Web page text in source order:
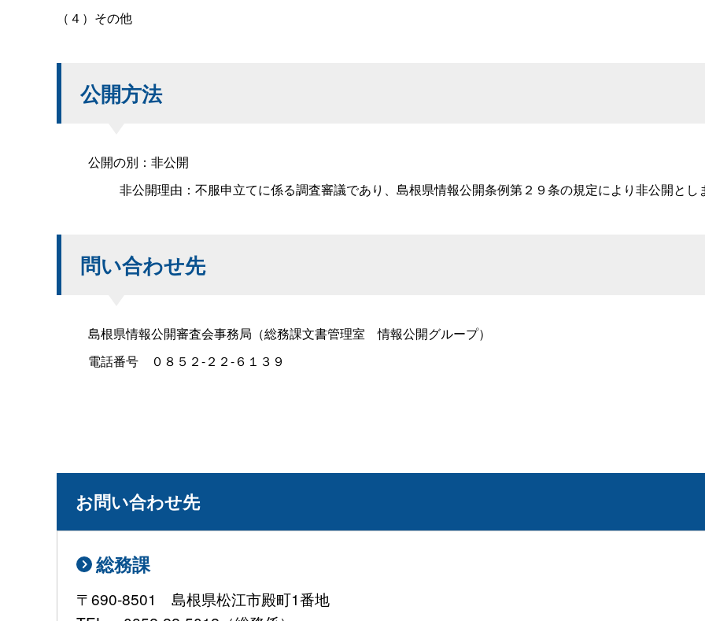
（４）その他
公開方法
公開の別：非公開
非公開理由：不服申立てに係る調査審議であり、島根県情報公開条例第２９条の規定により非公開とし
問い合わせ先
島根県情報公開審査会事務局（総務課文書管理室情報公開グループ）
電話番号 ０８５２-２２-６１３９
お問い合わせ先
総務課
〒690-8501 島根県松江市殿町1番地